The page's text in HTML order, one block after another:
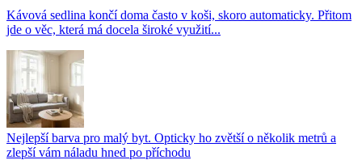
Kávová sedlina končí doma často v koši, skoro automaticky. Přitom
jde o věc, která má docela široké využití...
Nejlepší barva pro malý byt. Opticky ho zvětší o několik metrů a
zlepší vám náladu hned po příchodu